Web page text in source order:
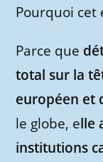
Pourquoi cet
Parce que
total sur la
européen et
le globe, elle
institutions